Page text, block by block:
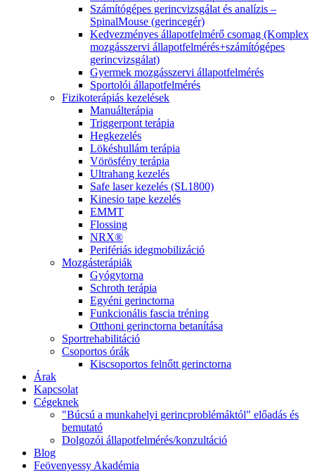
Számítógépes gerincvizsgálat és analízis –
SpinalMouse (gerincegér)
Kedvezményes állapotfelmérő csomag (Komplex
mozgásszervi állapotfelmérés+számítógépes
gerincvizsgálat)
Gyermek mozgásszervi állapotfelmérés
Sportolói állapotfelmérés
Fizikoterápiás kezelések
Manuálterápia
Triggerpont terápia
Hegkezelés
Lökéshullám terápia
Vörösfény terápia
Ultrahang kezelés
Safe laser kezelés (SL1800)
Kinesio tape kezelés
EMMT
Flossing
NRX®
Perifériás idegmobilizáció
Mozgásterápiák
Gyógytorna
Schroth terápia
Egyéni gerinctorna
Funkcionális fascia tréning
Otthoni gerinctorna betanítása
Sportrehabilitáció
Csoportos órák
Kiscsoportos felnőtt gerinctorna
Árak
Kapcsolat
Cégeknek
"Búcsú a munkahelyi gerincproblémáktól" előadás és
bemutató
Dolgozói állapotfelmérés/konzultáció
Blog
Feövenyessy Akadémia